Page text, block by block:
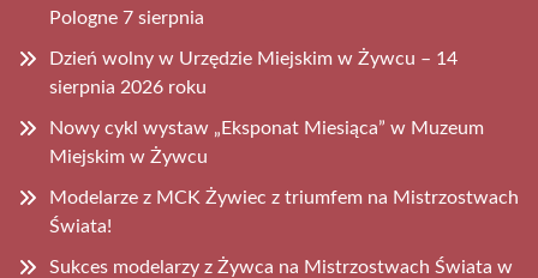
Pologne 7 sierpnia
Dzień wolny w Urzędzie Miejskim w Żywcu – 14
sierpnia 2026 roku
Nowy cykl wystaw „Eksponat Miesiąca” w Muzeum
Miejskim w Żywcu
Modelarze z MCK Żywiec z triumfem na Mistrzostwach
Świata!
Sukces modelarzy z Żywca na Mistrzostwach Świata w